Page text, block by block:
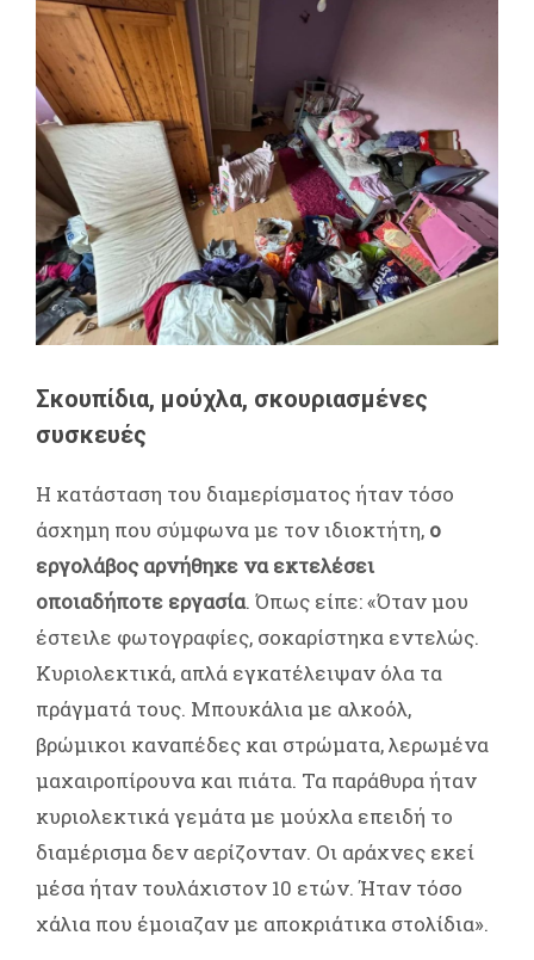
Σκουπίδια, μούχλα, σκουριασμένες
συσκευές
Η κατάσταση του διαμερίσματος ήταν τόσο
άσχημη που σύμφωνα με τον ιδιοκτήτη, ο
εργολάβος αρνήθηκε να εκτελέσει
οποιαδήποτε εργασία. Όπως είπε: «Όταν μου
έστειλε φωτογραφίες, σοκαρίστηκα εντελώς.
Κυριολεκτικά, απλά εγκατέλειψαν όλα τα
πράγματά τους. Μπουκάλια με αλκοόλ,
βρώμικοι καναπέδες και στρώματα, λερωμένα
μαχαιροπίρουνα και πιάτα. Τα παράθυρα ήταν
κυριολεκτικά γεμάτα με μούχλα επειδή το
διαμέρισμα δεν αερίζονταν. Οι αράχνες εκεί
μέσα ήταν τουλάχιστον 10 ετών. Ήταν τόσο
χάλια που έμοιαζαν με αποκριάτικα στολίδια».